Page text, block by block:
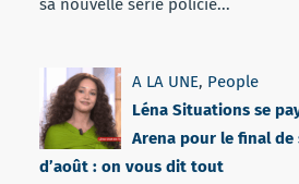
sa nouvelle série policiè...
A LA UNE, People
Léna Situations se
Arena pour le final de
d’août : on vous dit tout